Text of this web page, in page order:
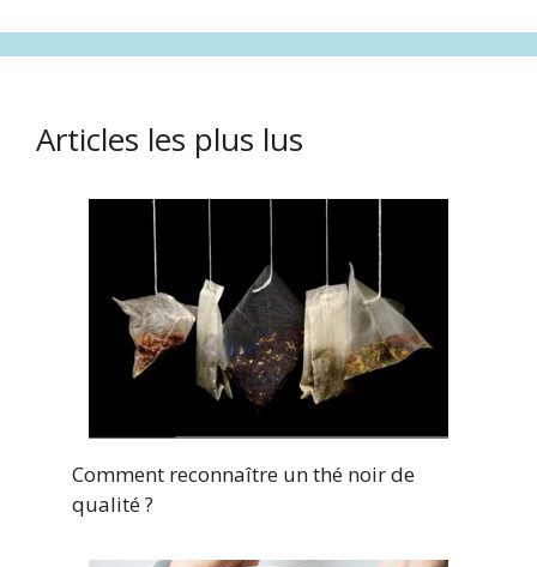
Articles les plus lus
Comment reconnaître un thé noir de
qualité ?